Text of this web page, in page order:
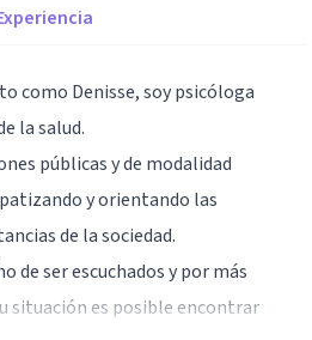
como Denisse, soy psicóloga
la salud.
públicas y de modalidad
y orientando las
de la sociedad.
de ser escuchados y por más
situación es posible encontrar